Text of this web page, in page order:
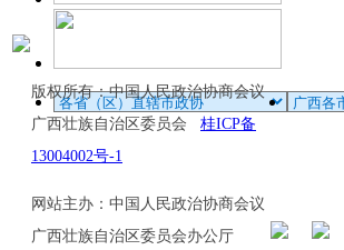
版权所有：中国人民政治协商会议
广西壮族自治区委员会 桂ICP备
13004002号-1
网站主办：中国人民政治协商会议
广西壮族自治区委员会办公厅